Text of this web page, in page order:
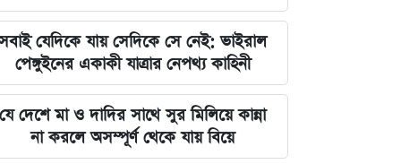
এমপি
ঘরে বসেই যেভাবে জানবেন এসএসসির
ফলাফল, ১০ আগস্ট প্রকাশের ঘোষণা
মার্কিন ইমিগ্রেশন সার্ভিস বিভাগে বড়
পরিবর্তন, প্রবাসীদের জন্য জরুরি বার্তা
যেদিকে যায় সেদিকে সে নেই: ভাইরাল
পেঙ্গুইনের একাকী যাত্রার নেপথ্য কাহিনী
যে দেশে মা ও দাদির সাথে সুর মিলিয়ে কান্না
না করলে অসম্পূর্ণ থেকে যায় বিয়ে